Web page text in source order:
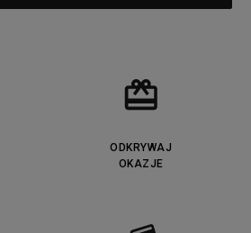
ODKRYWAJ
OKAZJE